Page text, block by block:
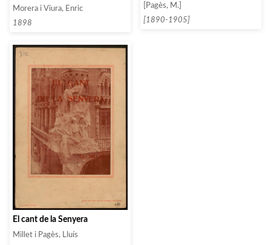
Morera i Viura, Enric
1898
[Pagès, M.]
[1890-1905]
El cant de la Senyera
Millet i Pagès, Lluís